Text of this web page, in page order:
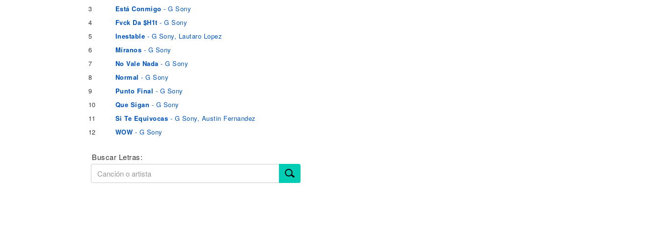
3
Está Conmigo - G Sony
4
Fvck Da $H1t - G Sony
5
Inestable - G Sony, Lautaro Lopez
6
Míranos - G Sony
7
No Vale Nada - G Sony
8
Normal - G Sony
9
Punto Final - G Sony
10
Que Sigan - G Sony
11
Si Te Equivocas - G Sony, Austin Fernandez
12
WOW - G Sony
Buscar Letras: